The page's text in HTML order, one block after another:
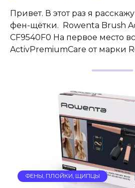
Привет. В этот раз я
фен-щётки. Rowenta Brush
CF9540F0 На первое место
ActivPremiumCare от марки
ФЕНЫ, ПЛОЙКИ, ЩИПЦЫ